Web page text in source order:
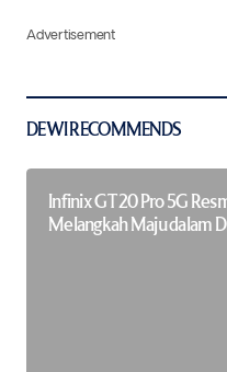
Advertisement
DEWI RECOMMENDS
Infinix GT 20 Pro 5G
Melangkah Maju dalam